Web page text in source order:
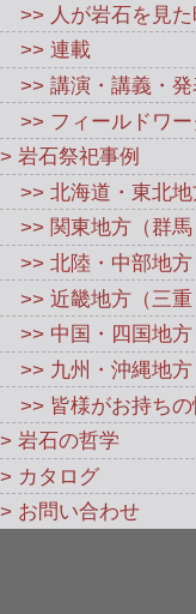
>> 人が岩石を見た
>> 連載
>> 講演・講義・発
>> フィールドワー
> 岩石祭祀事例
>> 北海道・東北地
>> 関東地方（群馬
>> 北陸・中部地方
>> 近畿地方（三重
>> 中国・四国地方
>> 九州・沖縄地方
>> 皆様がお持ちの
> 岩石の哲学
> カタログ
> お問い合わせ